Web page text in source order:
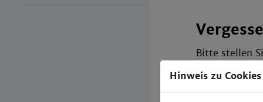
Bitte stellen
clousi.hs-
Hinweis zu Cookies